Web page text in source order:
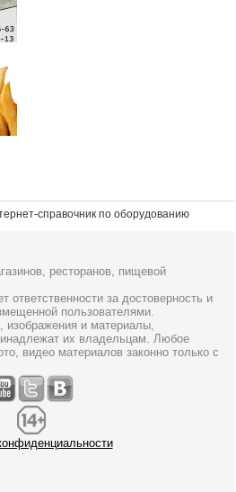
справочник по оборудованию
ресторанов, пищевой
ответственности за достоверность и
пользователями.
изображения и материалы,
их владельцам. Любое
видео материалов законно только с